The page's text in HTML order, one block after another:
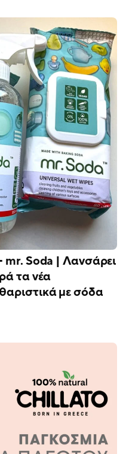
Soda | Λανσάρει
τα νέα
με σόδα